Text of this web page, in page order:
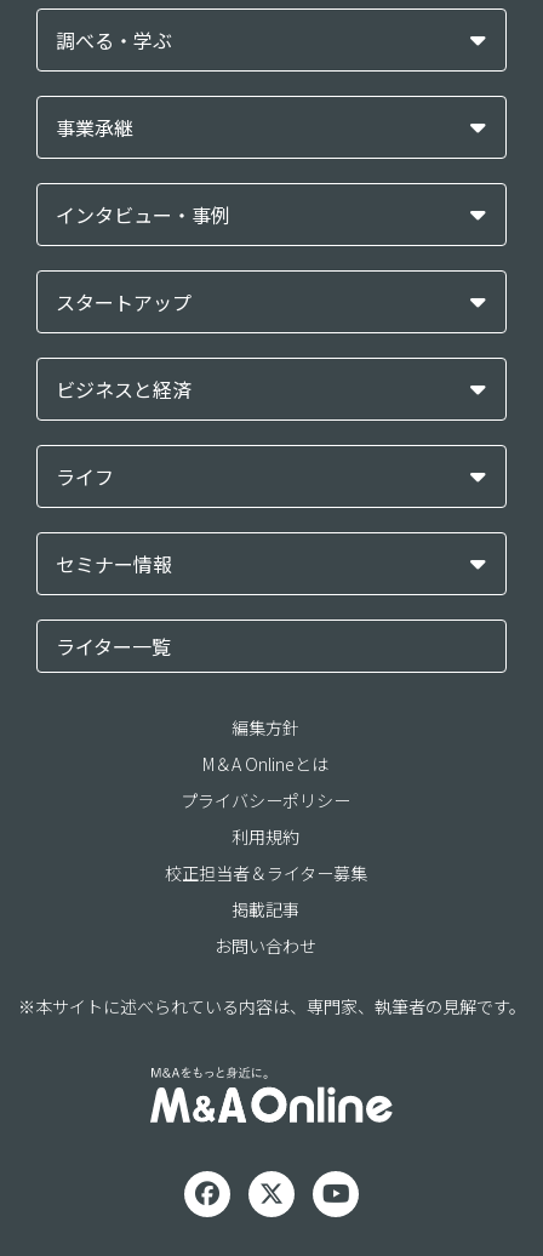
調べる・学ぶ
事業承継
インタビュー・事例
スタートアップ
ビジネスと経済
ライフ
セミナー情報
ライター一覧
編集方針
M＆A Onlineとは
プライバシーポリシー
利用規約
校正担当者＆ライター募集
掲載記事
お問い合わせ
※本サイトに述べられている内容は、専門家、執筆者の見解です。